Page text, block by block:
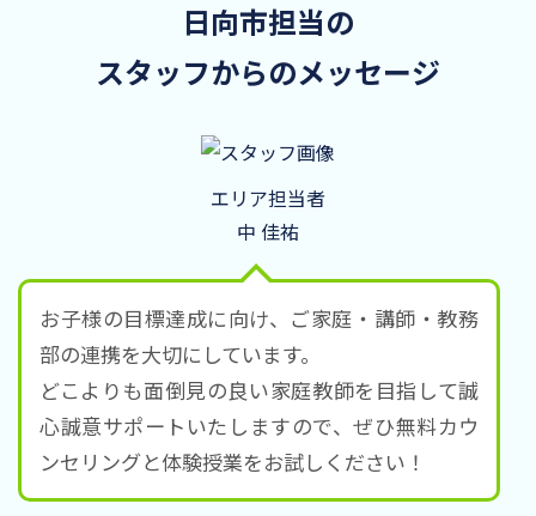
日向市担当の
スタッフからのメッセージ
エリア担当者
中 佳祐
お子様の目標達成に向け、ご家庭・講師・教務
部の連携を大切にしています。
どこよりも面倒見の良い家庭教師を目指して誠
心誠意サポートいたしますので、ぜひ無料カウ
ンセリングと体験授業をお試しください！